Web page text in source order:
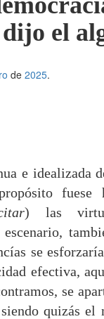
el
de 2025.
e idealizada
fuese
) las
se
efectiva,
se
quizás el